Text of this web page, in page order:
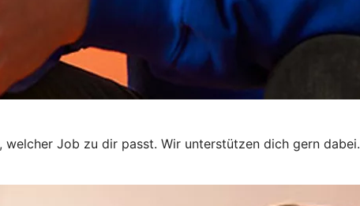
Job zu dir passt. Wir unterstützen dich gern dabei.